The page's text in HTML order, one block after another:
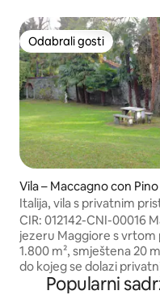
Odabrali gosti
Odabrali gosti
Vila – Maccagno con
eddasca
Italija, vila s privatnim
Maggiore
CIR: 012142-CNI-00016
jezeru Maggiore s vrtom
1.800 m², smještena 20
do kojeg se dolazi
putem. 3 spavaće sobe
Popularni